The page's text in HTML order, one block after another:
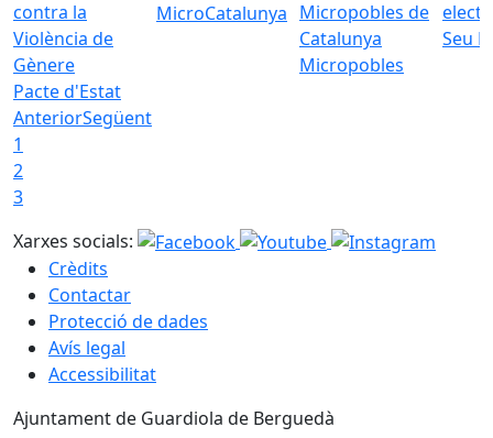
Pacte d'Estat
MicroCatalunya
Micropobles
Seu
AnteriorSegüent
1
2
3
Xarxes socials:
Crèdits
Contactar
Protecció de dades
Avís legal
Accessibilitat
Ajuntament de Guardiola de Berguedà